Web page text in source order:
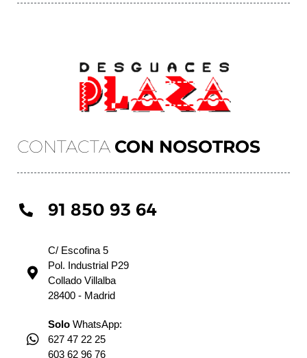
CONTACTA CON NOSOTROS
91 850 93 64
C/ Escofina 5
Pol. Industrial P29
Collado Villalba
28400 - Madrid
Solo WhatsApp:
627 47 22 25
603 62 96 76